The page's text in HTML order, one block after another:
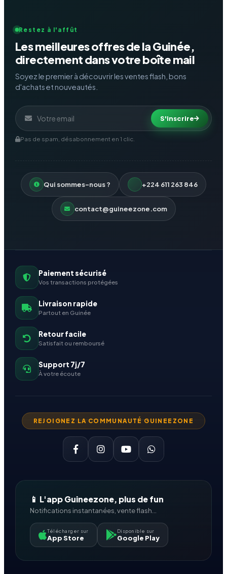
Restez à l'affût
Les meilleures offres de la Guinée,
directement dans votre boîte mail
Soyez le premier à découvrir les ventes flash, bons
d'achats et nouveautés.
S'inscrire
Pas de spam, désabonnement en 1 clic.
Qui sommes-nous ? +224 611 263 846
contact@guineezone.com
Paiement sécurisé
Vos transactions protégées
Livraison rapide
Partout en Guinée
Retour facile
Satisfait ou remboursé
Support 7j/7
À votre écoute
REJOIGNEZ LA COMMUNAUTÉ GUINEEZONE
📱 L'app Guineezone, plus de fun
Notifications instantanées, vente flash...
Télécharger sur
App Store
Disponible sur
Google Play